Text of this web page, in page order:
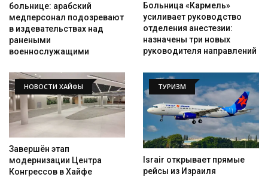
больнице: арабский
медперсонал подозревают
в издевательствах над
ранеными
военнослужащими
Больница «Кармель»
усиливает руководство
отделения анестезии:
назначены три новых
руководителя направлений
НОВОСТИ ХАЙФЫ
Завершён этап
модернизации Центра
Конгрессов в Хайфе
ТУРИЗМ
Israir открывает прямые
рейсы из Израиля